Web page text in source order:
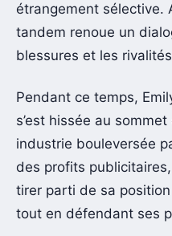
étrangement sélective.
tandem renoue un
blessures et les
Pendant ce temps,
s’est hissée au
industrie bouleversée
des profits
tirer parti de sa
tout en défendant ses